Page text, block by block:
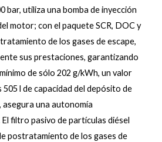
bar, utiliza una bomba de inyección
motor; con el paquete SCR, DOC y
de los gases de escape,
sus prestaciones, garantizando
de sólo 202 g/kWh, un valor
505 l de capacidad del depósito de
una autonomía
filtro pasivo de partículas diésel
postratamiento de los gases de